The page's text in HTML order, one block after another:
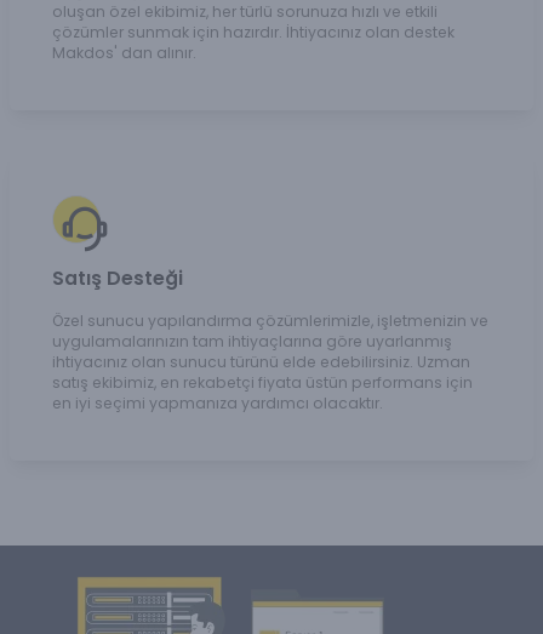
oluşan özel ekibimiz, her türlü sorunuza hızlı ve etkili
çözümler sunmak için hazırdır. İhtiyacınız olan destek
Makdos' dan alınır.
Satış Desteği
Özel sunucu yapılandırma çözümlerimizle, işletmenizin ve
uygulamalarınızın tam ihtiyaçlarına göre uyarlanmış
ihtiyacınız olan sunucu türünü elde edebilirsiniz. Uzman
satış ekibimiz, en rekabetçi fiyata üstün performans için
en iyi seçimi yapmanıza yardımcı olacaktır.